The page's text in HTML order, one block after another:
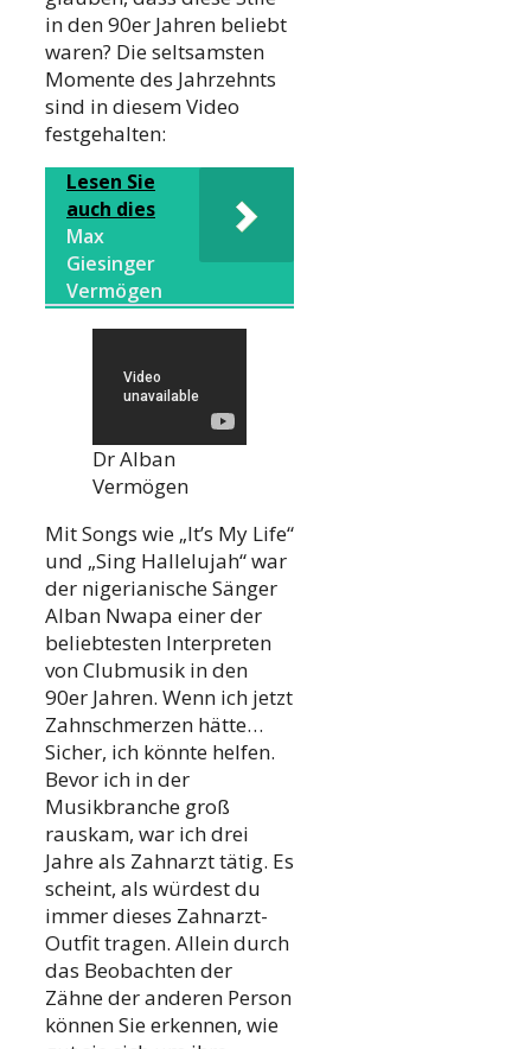
in den 90er Jahren beliebt
waren? Die seltsamsten
Momente des Jahrzehnts
sind in diesem Video
festgehalten:
Lesen Sie
auch dies
Max
Giesinger
Vermögen
Dr Alban
Vermögen
Mit Songs wie „It’s My Life“
und „Sing Hallelujah“ war
der nigerianische Sänger
Alban Nwapa einer der
beliebtesten Interpreten
von Clubmusik in den
90er Jahren. Wenn ich jetzt
Zahnschmerzen hätte…
Sicher, ich könnte helfen.
Bevor ich in der
Musikbranche groß
rauskam, war ich drei
Jahre als Zahnarzt tätig. Es
scheint, als würdest du
immer dieses Zahnarzt-
Outfit tragen. Allein durch
das Beobachten der
Zähne der anderen Person
können Sie erkennen, wie